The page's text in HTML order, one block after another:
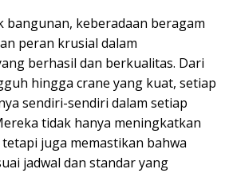
bangunan, keberadaan beragam
peran krusial dalam
berhasil dan berkualitas. Dari
hingga crane yang kuat, setiap
sendiri-sendiri dalam setiap
tidak hanya meningkatkan
juga memastikan bahwa
jadwal dan standar yang